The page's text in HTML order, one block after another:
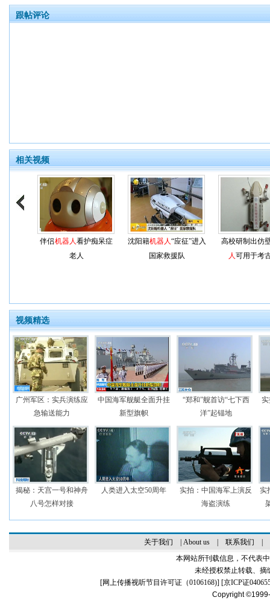
跟帖评论
相关视频
伴侣机器人看护痴呆症
老人
沈阳籍机器人“应征”进入
国家救援队
高校研制出仿
人可用于考
视频精选
广州军区：实兵演练应
急输送能力
中国海军舰艇全面升挂
新型旗帜
“郑和”舰首访“七下西
洋”起锚地
揭秘：天宫一号和神舟
八号怎样对接
人类进入太空50周年
实拍：中国海军上演反
海盗演练
实
关于我们 About us| 联系我们
本网站所刊载信息，不代表
未经授权禁止转载、摘
[网上传播视听节目许可证（0106168)] [京ICP证
Copyright